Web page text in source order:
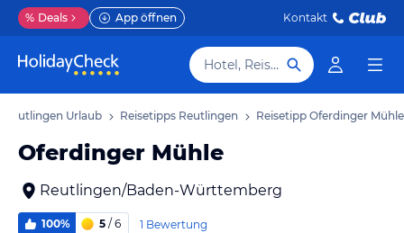
% Deals App öffnen Kontakt
Hotel, Reiseziel
Reutlingen Urlaub Reisetipps Reutlingen Reisetipp Oferdinger Mühle
Oferdinger Mühle
Reutlingen/Baden-Württemberg
100% 5 / 6 1 Bewertung